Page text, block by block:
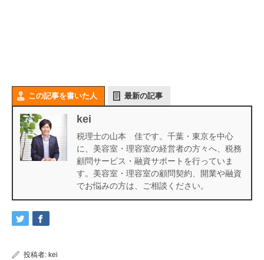
この記事を書いた人 最新の記事
kei
税理士の山本 佳です。千葉・東京を中心
に、美容室・理容室の経営者の方々へ、税務
顧問サービス・融資サポートを行っていま
す。美容室・理容室の顧問契約、開業や融資
でお悩みの方は、ご相談ください。
投稿者: kei